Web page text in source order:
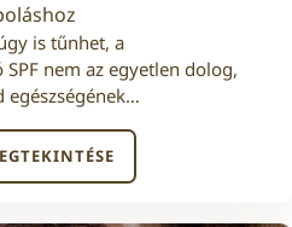
is tűnhet, a
nem az egyetlen dolog,
egészségének…